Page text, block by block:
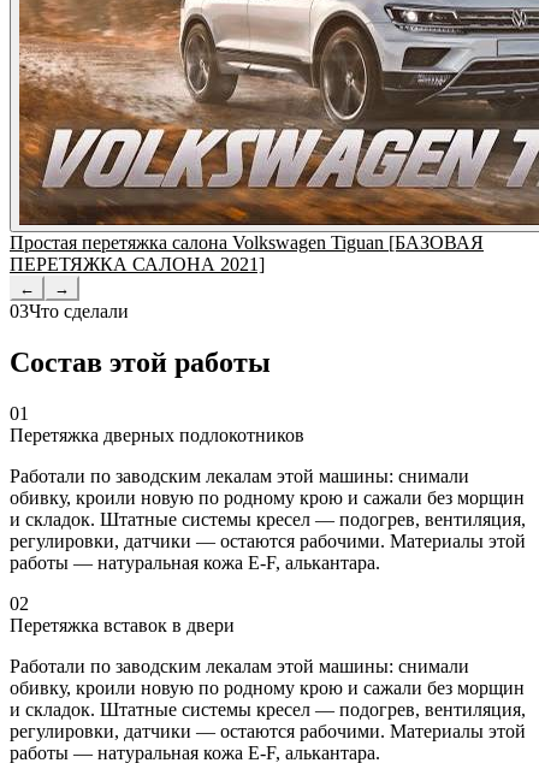
Простая перетяжка салона Volkswagen Tiguan [БАЗОВАЯ
ПЕРЕТЯЖКА САЛОНА 2021]
← →
03Что сделали
Состав этой работы
01
Перетяжка дверных подлокотников
Работали по заводским лекалам этой машины: снимали
обивку, кроили новую по родному крою и сажали без морщин
и складок. Штатные системы кресел — подогрев, вентиляция,
регулировки, датчики — остаются рабочими. Материалы этой
работы — натуральная кожа E-F, алькантара.
02
Перетяжка вставок в двери
Работали по заводским лекалам этой машины: снимали
обивку, кроили новую по родному крою и сажали без морщин
и складок. Штатные системы кресел — подогрев, вентиляция,
регулировки, датчики — остаются рабочими. Материалы этой
работы — натуральная кожа E-F, алькантара.